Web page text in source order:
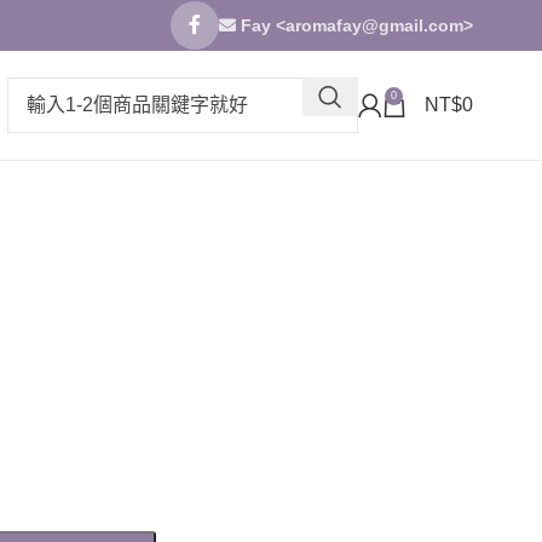
Fay <aromafay@gmail.com>
0 NT$0